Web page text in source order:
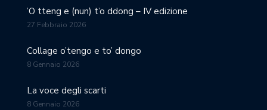
’O tteng e (nun) t’o ddong – IV edizione
27 Febbraio 2026
Collage o’tengo e to’ dongo
8 Gennaio 2026
La voce degli scarti
8 Gennaio 2026